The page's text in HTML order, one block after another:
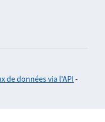
de données via l'API -